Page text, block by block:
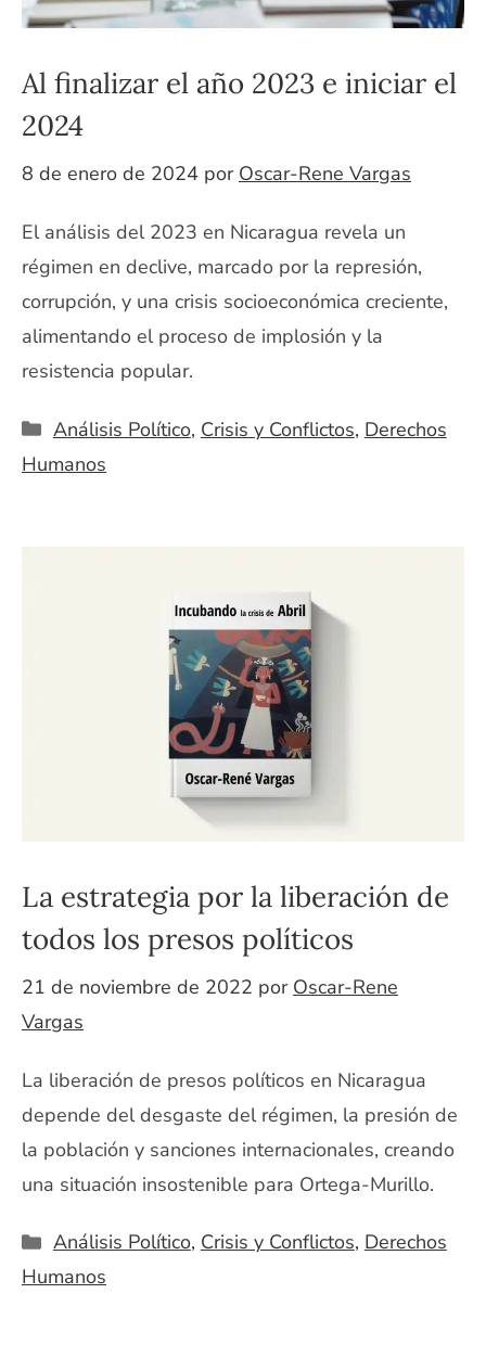
Al finalizar el año 2023 e iniciar el
2024
8 de enero de 2024 por Oscar-Rene Vargas
El análisis del 2023 en Nicaragua revela un
régimen en declive, marcado por la represión,
corrupción, y una crisis socioeconómica creciente,
alimentando el proceso de implosión y la
resistencia popular.
Categorías
Análisis Político, Crisis y Conflictos, Derechos
Humanos
La estrategia por la liberación de
todos los presos políticos
21 de noviembre de 2022 por Oscar-Rene
Vargas
La liberación de presos políticos en Nicaragua
depende del desgaste del régimen, la presión de
la población y sanciones internacionales, creando
una situación insostenible para Ortega-Murillo.
Categorías
Análisis Político, Crisis y Conflictos, Derechos
Humanos